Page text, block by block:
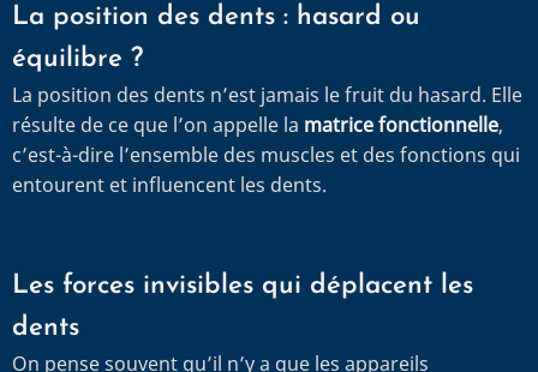
La position des dents : hasard ou
équilibre ?
La position des dents n’est jamais le fruit du hasard. Elle
résulte de ce que l’on appelle la matrice fonctionnelle,
c’est-à-dire l’ensemble des muscles et des fonctions qui
entourent et influencent les dents.
Les forces invisibles qui déplacent les
dents
On pense souvent qu’il n’y a que les appareils